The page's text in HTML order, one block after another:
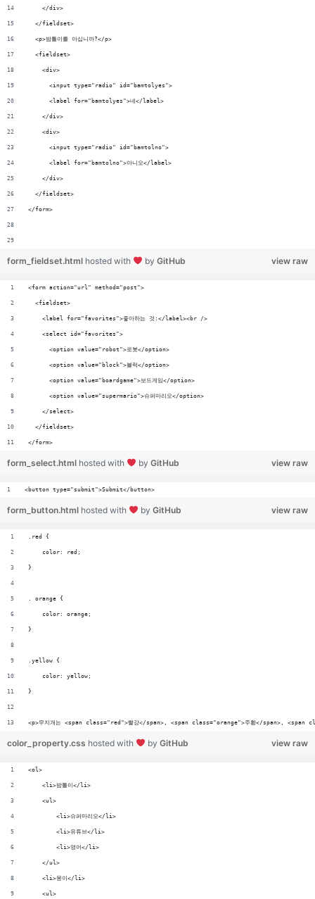
    </div>
  </fieldset>
  <p>밤톨이를 아십니까?</p>
  <fieldset>
    <div>
      <input type="radio" id="bamtolyes">
      <label for="bamtolyes">네</label>
    </div>
    <div>
      <input type="radio" id="bamtolno">
      <label for="bamtolno">아니오</label>
    </div>
  </fieldset>
</form>
view raw
form_fieldset.html hosted with by GitHub
<form action="url" method="post">
  <fieldset>
    <label for="favorites">좋아하는 것:</label><br />
    <select id="favorites">
      <option value="robot">로봇</option>
      <option value="block">블럭</option>
      <option value="boardgame">보드게임</option>
      <option value="supermario">슈퍼마리오</option>
    </select>
  </fieldset>
</form>
view raw
form_select.html hosted with by GitHub
<button type="submit">Submit</button>
view raw
form_button.html hosted with by GitHub
.red {
    color: red;
}
. orange {
    color: orange;
}
.yellow {
    color: yellow;
}
<p>무지개는 <span class="red">빨강</span>, <span class="orange">주황</span>,
view raw
color_property.css hosted with by GitHub
<ol>
    <li>밤톨이</li>
    <ul>
        <li>슈퍼마리오</li>
        <li>유튜브</li>
        <li>영어</li>
    </ul>
    <li>몽이</li>
    <ul>